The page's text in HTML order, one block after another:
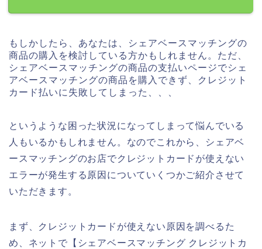
もしかしたら、あなたは、シェアベースマッチングの
商品の購入を検討している方かもしれません。ただ、
シェアベースマッチングの商品の支払いページでシェ
アベースマッチングの商品を購入できず、クレジット
カード払いに失敗してしまった、、、
というような困った状況になってしまって悩んでいる
人もいるかもしれません。なのでこれから、シェアベ
ースマッチングのお店でクレジットカードが使えない
エラーが発生する原因についていくつかご紹介させて
いただきます。
まず、クレジットカードが使えない原因を調べるた
め、ネットで【シェアベースマッチング クレジットカ